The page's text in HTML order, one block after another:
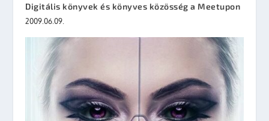
Digitális könyvek és könyves közösség a Meetupon
2009.06.09.